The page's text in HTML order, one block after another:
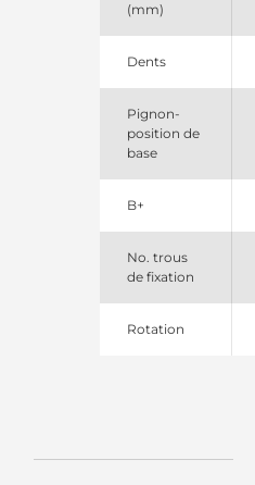
(mm)
Dents
Pignon-
position de
base
B+
No. trous
de fixation
Rotation